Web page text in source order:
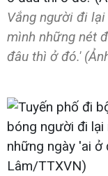
Vắng người đi
mình những nét
đâu thì ở đó.'